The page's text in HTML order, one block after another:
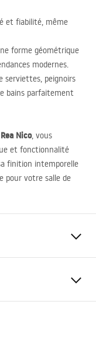
et fiabilité, même
forme géométrique
modernes.
serviettes, peignoirs
bains parfaitement
Nico, vous
et fonctionnalité
finition intemporelle
pour votre salle de